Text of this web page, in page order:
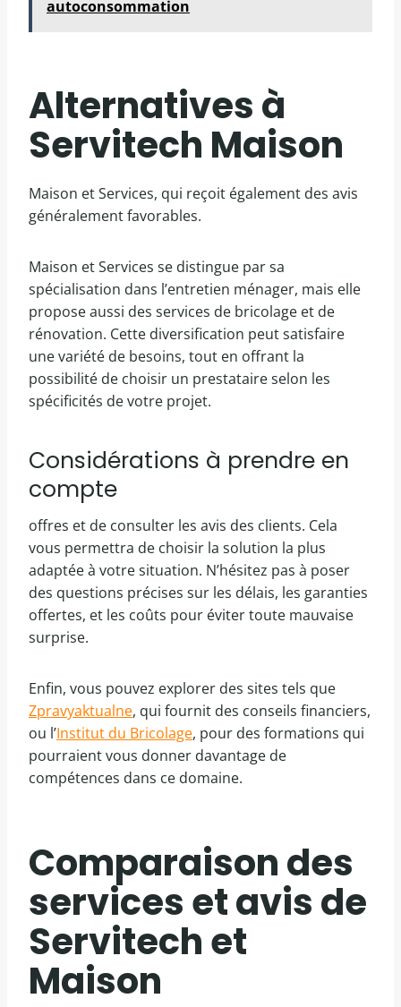
autoconsommation
Alternatives à
Servitech Maison
Maison et Services, qui reçoit également des avis
généralement favorables.
Maison et Services se distingue par sa
spécialisation dans l’entretien ménager, mais elle
propose aussi des services de bricolage et de
rénovation. Cette diversification peut satisfaire
une variété de besoins, tout en offrant la
possibilité de choisir un prestataire selon les
spécificités de votre projet.
Considérations à prendre en
compte
offres et de consulter les avis des clients. Cela
vous permettra de choisir la solution la plus
adaptée à votre situation. N’hésitez pas à poser
des questions précises sur les délais, les garanties
offertes, et les coûts pour éviter toute mauvaise
surprise.
Enfin, vous pouvez explorer des sites tels que
Zpravyaktualne, qui fournit des conseils financiers,
ou l’Institut du Bricolage, pour des formations qui
pourraient vous donner davantage de
compétences dans ce domaine.
Comparaison des
services et avis de
Servitech et
Maison